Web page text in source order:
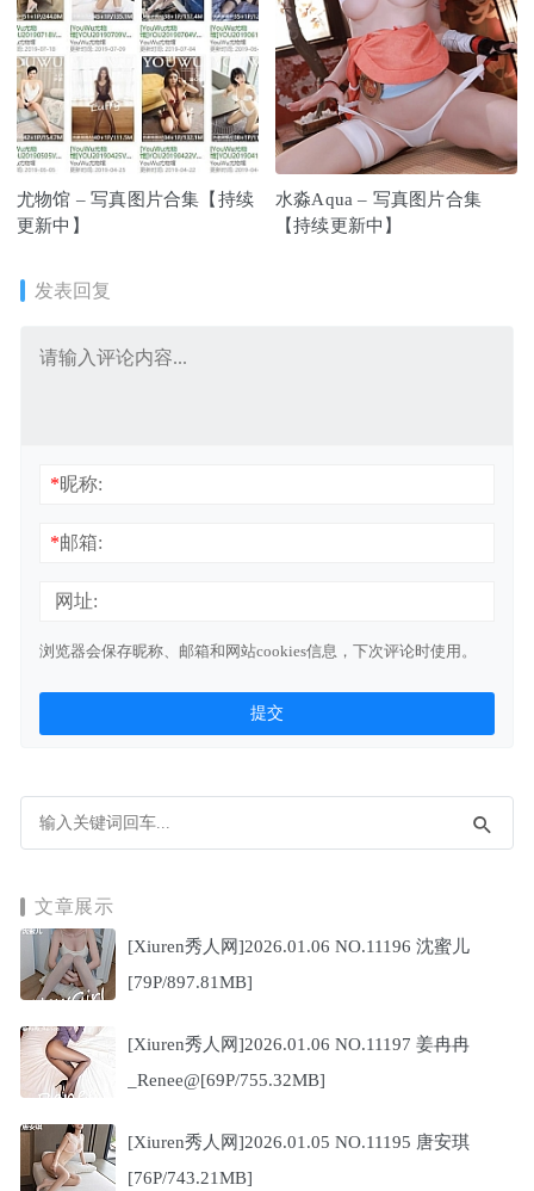
尤物馆 – 写真图片合集【持续
更新中】
水淼Aqua – 写真图片合集
【持续更新中】
发表回复
*昵称:
*邮箱:
网址:
浏览器会保存昵称、邮箱和网站cookies信息，下次评论时使用。
文章展示
[Xiuren秀人网]2026.01.06 NO.11196 沈蜜儿
[79P/897.81MB]
[Xiuren秀人网]2026.01.06 NO.11197 姜冉冉
_Renee@[69P/755.32MB]
[Xiuren秀人网]2026.01.05 NO.11195 唐安琪
[76P/743.21MB]